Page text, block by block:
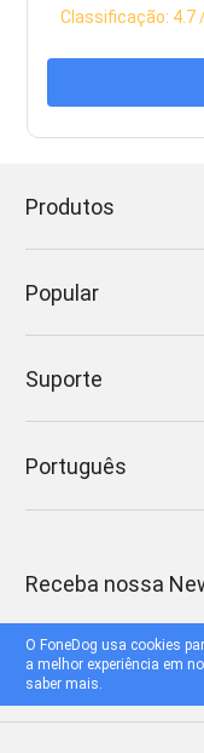
Classificação: 4.7/
Produtos
Popular
Suporte
Português
Receba nossa
O FoneDog usa cookies
a melhor experiência em
saber mais.